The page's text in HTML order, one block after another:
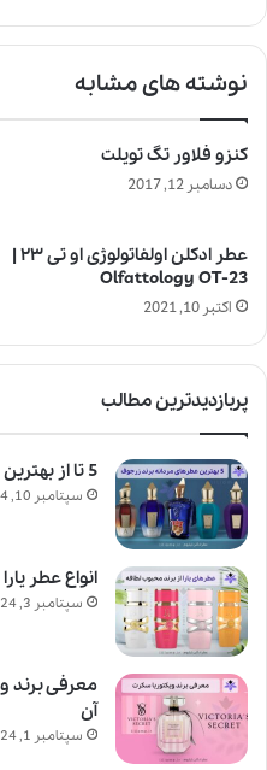
نوشته های مشابه
کنزو فلاور تگ تویلت
دسامبر 12, 2017
عطر ادکلن اولفاتولوژی او تی ۲۳ |
Olfattology OT-23
اکتبر 10, 2021
پربازدیدترین مطالب
5 تا از بهترین عطرهای مردانه برند زرجوف
سپتامبر 10, 2024
انواع عطر
سپتامبر 3, 2024
معرفی برند
آن
سپتامبر 1, 2024